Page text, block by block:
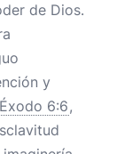
de Dios.
y
Éxodo 6:6,